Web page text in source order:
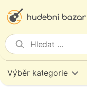
Výběr kategorie